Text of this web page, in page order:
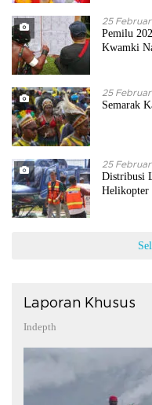
25
Pemilu
Kwamki
25
Semarak
25
Distribusi
Helikopter
Laporan Khusus
Indepth